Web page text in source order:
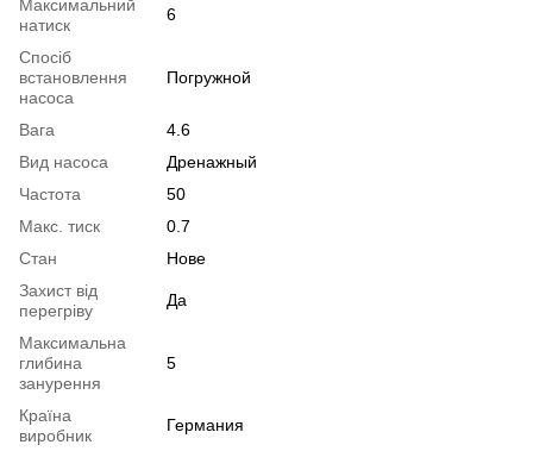
Максимальний
натиск
6
Спосіб
встановлення
насоса
Погружной
Вага
4.6
Вид насоса
Дренажный
Частота
50
Макс. тиск
0.7
Стан
Нове
Захист від
перегріву
Да
Максимальна
глибина
занурення
5
Країна
виробник
Германия